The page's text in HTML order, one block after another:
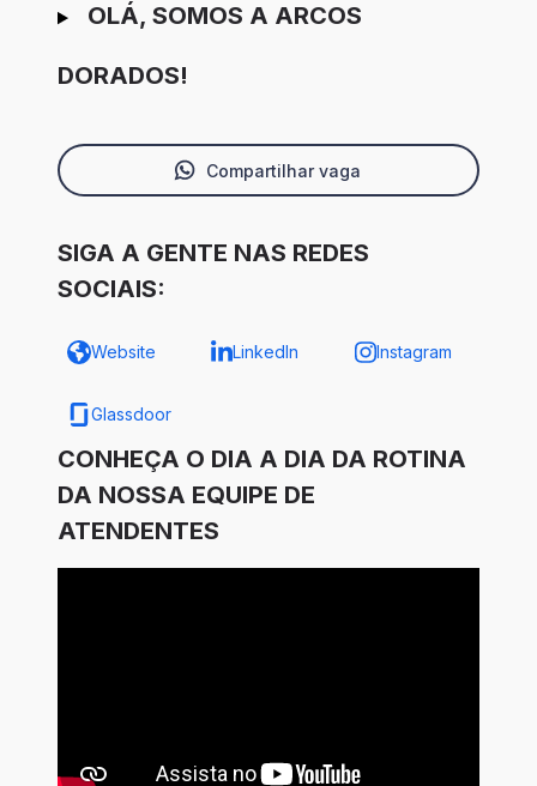
OLÁ, SOMOS A ARCOS
DORADOS!
Compartilhar vaga
SIGA A GENTE NAS REDES
SOCIAIS:
Website LinkedIn Instagram
Glassdoor
CONHEÇA O DIA A DIA DA ROTINA
DA NOSSA EQUIPE DE
ATENDENTES